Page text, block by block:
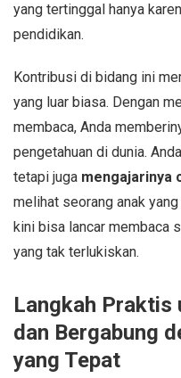
yang tertinggal hanya
pendidikan.
Kontribusi di bidang ini
yang luar biasa. Dengan
membaca, Anda
pengetahuan di dunia.
tetapi juga mengajarinya
melihat seorang anak
kini bisa lancar membaca
yang tak terlukiskan.
Langkah Praktis
dan Bergabung
yang Tepat